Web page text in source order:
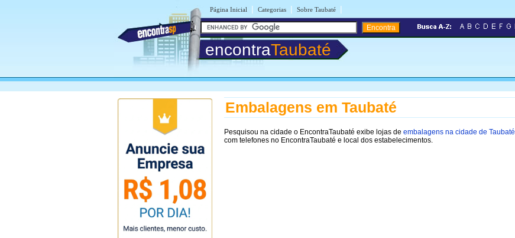
Página Inicial | Categorias | Sobre Taubaté |
encontraTaubaté
Embalagens em Taubaté
Pesquisou na cidade o EncontraTaubaté exibe lojas de embalagens na cidade de Taubaté
com telefones no EncontraTaubaté e local dos estabelecimentos.